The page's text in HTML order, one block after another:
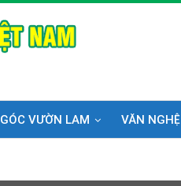
GÓC VƯỜN LAM VĂN NGHỆ